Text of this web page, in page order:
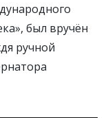
был вручён
ручной